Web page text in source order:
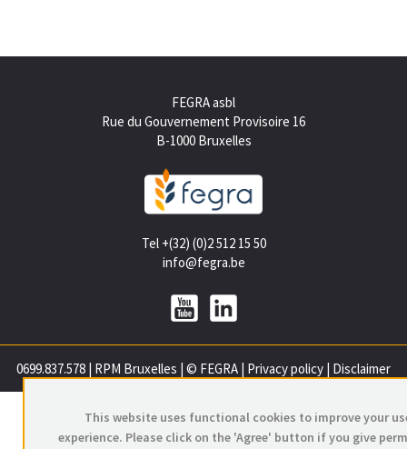
FEGRA asbl
Rue du Gouvernement Provisoire 16
B-1000 Bruxelles
Tel +(32) (0)2 512 15 50
info@fegra.be
0699.837.578 RPM Bruxelles © FEGRA Privacy policy Disclaimer
This website uses functional cookies to improve your
experience. Please click on the 'Agree' button if you give